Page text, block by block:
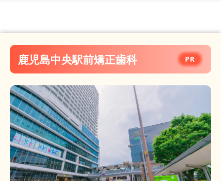
鹿児島中央駅前矯正歯科